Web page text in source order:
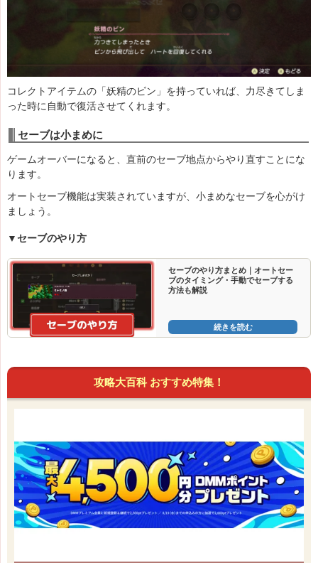
コレクトアイテムの「妖精のビン」を持っていれば、力尽きてしま
った時に自動で復活させてくれます。
セーブは小まめに
ゲームオーバーになると、直前のセーブ地点からやり直すことにな
ります。
オートセーブ機能は実装されていますが、小まめなセーブを心がけ
ましょう。
▼セーブのやり方
セーブのやり方まとめ｜オートセー
ブのタイミング・手動でセーブする
方法も解説
続きを読む
攻略大百科 おすすめ特集！